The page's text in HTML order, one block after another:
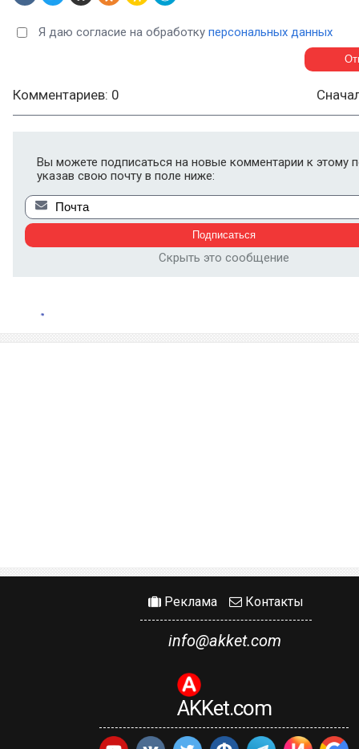
Я даю согласие на обработку персональных данных
Комментариев: 0
Вы можете подписаться на новые комментарии к этому
указав свою почту в поле ниже:
Скрыть это сообщение
Реклама Контакты
info@akket.com
AKKet.com